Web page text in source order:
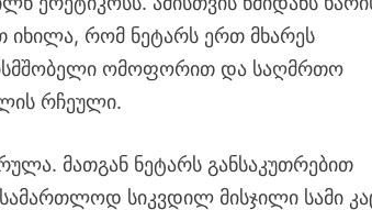
იხილა, რომ ნეტარს ერთ მხარეს
ომოფორით და საღმრთო
რჩეული.
მათგან ნეტარს განსაკუთრებით
სიკვდილ მისჯილი სამი